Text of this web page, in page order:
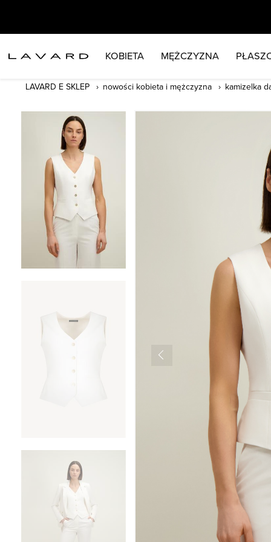
KOBIETA MĘŻCZYZNA
LAVARD E SKLEP nowości kobieta i mężczyzna kamizelka